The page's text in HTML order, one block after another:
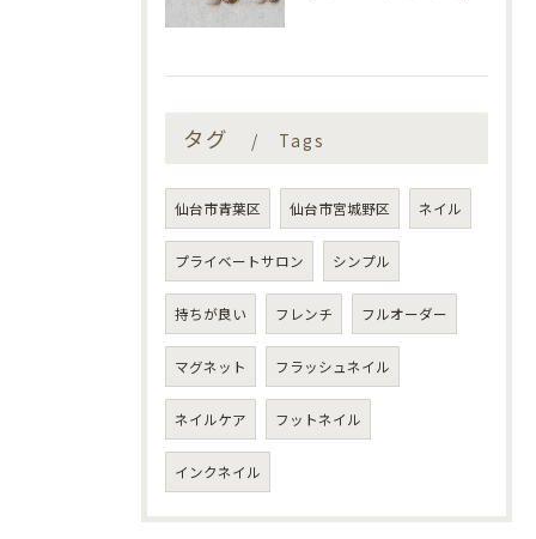
タグ Tags
仙台市青葉区 仙台市宮城野区 ネイル
プライベートサロン シンプル
持ちが良い フレンチ フルオーダー
マグネット フラッシュネイル
ネイルケア フットネイル
インクネイル